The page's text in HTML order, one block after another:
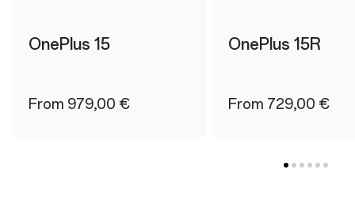
OnePlus 15
From 979,00 €
OnePlus 15R
From 729,00 €